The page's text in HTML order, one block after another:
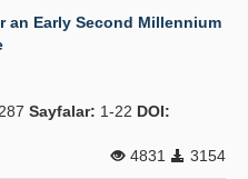
an Early Second Millennium
Sayfalar: 1-22 DOI:
4831
3154